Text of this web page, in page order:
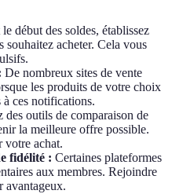
début des soldes, établissez
souhaitez acheter. Cela vous
De nombreux sites de vente
les produits de votre choix
ces notifications.
des outils de comparaison de
la meilleure offre possible.
votre achat.
fidélité : Certaines plateformes
aux membres. Rejoindre
avantageux.